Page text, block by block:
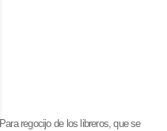
Para regocijo de los libreros, que se